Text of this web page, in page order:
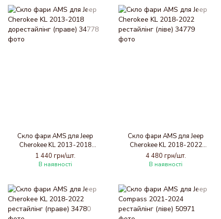
Скло фари AMS для Jeep
Cherokee KL 2013-2018
дорестайлінг (праве)
1 440 грн/шт.
В наявності
Скло фари AMS для Jeep
Cherokee KL 2018-2022
рестайлінг (ліве)
4 480 грн/шт.
В наявності